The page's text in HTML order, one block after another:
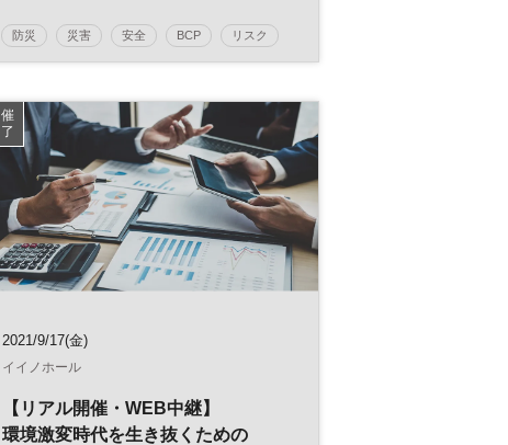
防災 災害 安全 BCP リスク
参加無料
日経メッセプレミアム・カンファレンス・シリー
ズ
プレミアム・カンファレンス・シリーズ
2021/9/17(金)
イイノホール
【リアル開催・WEB中継】
環境激変時代を生き抜くための